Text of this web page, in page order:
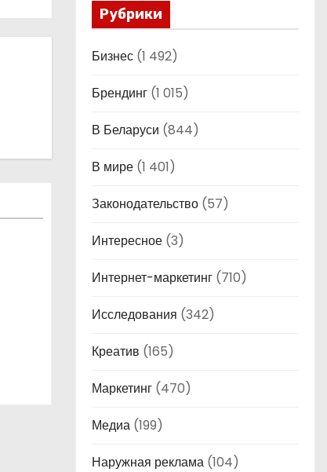
Рубрики
Бизнес (1 492)
Брендинг (1 015)
В Беларуси (844)
В мире (1 401)
Законодательство (57)
Интересное (3)
Интернет-маркетинг (710)
Исследования (342)
Креатив (165)
Маркетинг (470)
Медиа (199)
Наружная реклама (104)